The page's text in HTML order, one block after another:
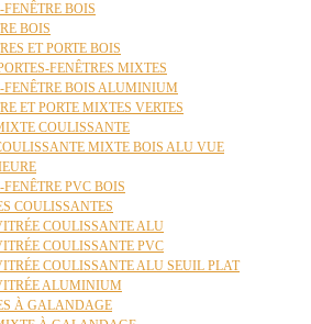
FENÊTRE BOIS
BOIS
ET PORTE BOIS
FENÊTRES MIXTES
FENÊTRE BOIS ALUMINIUM
ET PORTE MIXTES VERTES
COULISSANTE
MIXTE BOIS ALU VUE
FENÊTRE PVC BOIS
COULISSANTES
COULISSANTE ALU
COULISSANTE PVC
COULISSANTE ALU SEUIL PLAT
ALUMINIUM
À GALANDAGE